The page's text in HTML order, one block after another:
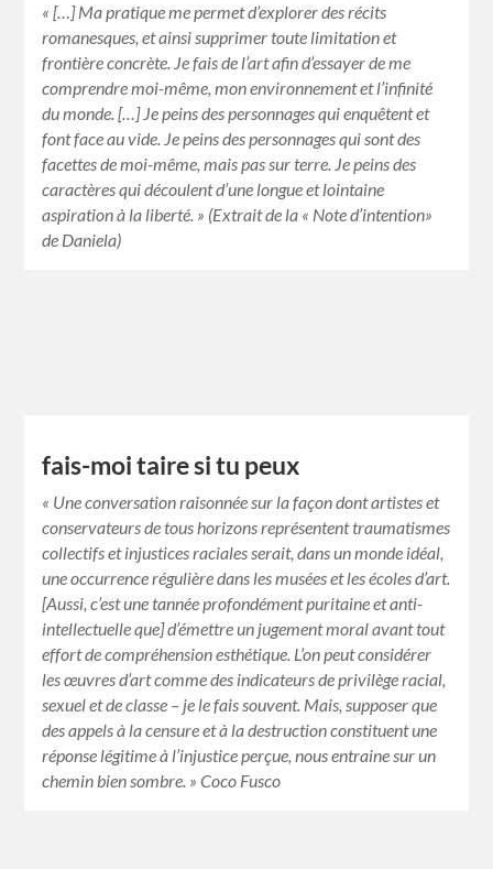
« […] Ma pratique me permet d’explorer des récits
romanesques, et ainsi supprimer toute limitation et
frontière concrète. Je fais de l’art afin d’essayer de me
comprendre moi-même, mon environnement et l’infinité
du monde. […] Je peins des personnages qui enquêtent et
font face au vide. Je peins des personnages qui sont des
facettes de moi-même, mais pas sur terre. Je peins des
caractères qui découlent d’une longue et lointaine
aspiration à la liberté. » (Extrait de la « Note d’intention»
de Daniela)
fais-moi taire si tu peux
« Une conversation raisonnée sur la façon dont artistes et
conservateurs de tous horizons représentent traumatismes
collectifs et injustices raciales serait, dans un monde idéal,
une occurrence régulière dans les musées et les écoles d’art.
[Aussi, c’est une tannée profondément puritaine et anti-
intellectuelle que] d’émettre un jugement moral avant tout
effort de compréhension esthétique. L’on peut considérer
les œuvres d’art comme des indicateurs de privilège racial,
sexuel et de classe – je le fais souvent. Mais, supposer que
des appels à la censure et à la destruction constituent une
réponse légitime à l’injustice perçue, nous entraine sur un
chemin bien sombre. » Coco Fusco